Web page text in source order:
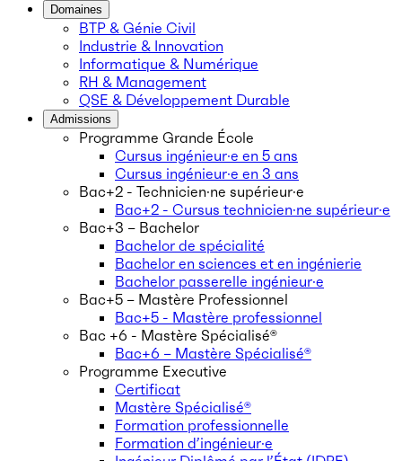
Domaines
BTP & Génie Civil
Industrie & Innovation
Informatique & Numérique
RH & Management
QSE & Développement Durable
Admissions
Programme Grande École
Cursus ingénieur·e en 5 ans
Cursus ingénieur·e en 3 ans
Bac+2 - Technicien·ne supérieur·e
Bac+2 - Cursus technicien·ne supérieur·e
Bac+3 – Bachelor
Bachelor de spécialité
Bachelor en sciences et en ingénierie
Bachelor passerelle ingénieur·e
Bac+5 – Mastère Professionnel
Bac+5 - Mastère professionnel
Bac +6 - Mastère Spécialisé®
Bac+6 – Mastère Spécialisé®
Programme Executive
Certificat
Mastère Spécialisé®
Formation professionnelle
Formation d’ingénieur·e